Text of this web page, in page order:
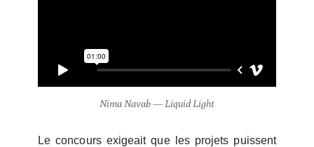
Nima Navab — Liquid Light
Le concours exigeait que les projets puissent